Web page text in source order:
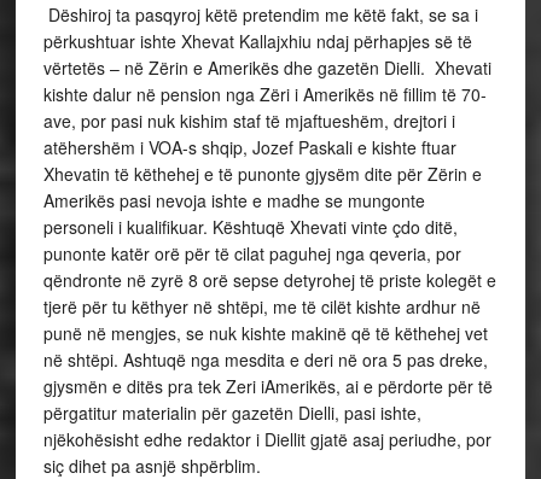
Dëshiroj ta pasqyroj këtë pretendim me këtë fakt, se sa i
përkushtuar ishte Xhevat Kallajxhiu ndaj përhapjes së të
vërtetës – në Zërin e Amerikës dhe gazetën Dielli. Xhevati
kishte dalur në pension nga Zëri i Amerikës në fillim të 70-
ave, por pasi nuk kishim staf të mjaftueshëm, drejtori i
atëhershëm i VOA-s shqip, Jozef Paskali e kishte ftuar
Xhevatin të këthehej e të punonte gjysëm dite për Zërin e
Amerikës pasi nevoja ishte e madhe se mungonte
personeli i kualifikuar. Kështuqë Xhevati vinte çdo ditë,
punonte katër orë për të cilat paguhej nga qeveria, por
qëndronte në zyrë 8 orë sepse detyrohej të priste kolegët e
tjerë për tu këthyer në shtëpi, me të cilët kishte ardhur në
punë në mengjes, se nuk kishte makinë që të këthehej vet
në shtëpi. Ashtuqë nga mesdita e deri në ora 5 pas dreke,
gjysmën e ditës pra tek Zeri iAmerikës, ai e përdorte për të
përgatitur materialin për gazetën Dielli, pasi ishte,
njëkohësisht edhe redaktor i Diellit gjatë asaj periudhe, por
siç dihet pa asnjë shpërblim.